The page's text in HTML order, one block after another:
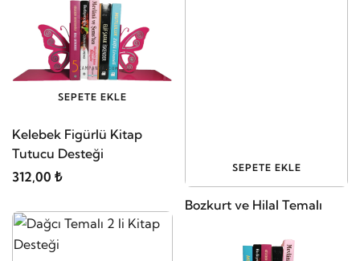
SEPETE EKLE
Kelebek Figürlü Kitap
Tutucu Desteği
312,00 ₺
SEPETE EKLE
Bozkurt ve Hilal Temalı